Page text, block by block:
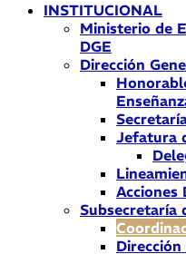
INSTITUCIONAL
Ministerio de
DGE
Dirección
Jefatura
Acciones
Subsecretaría